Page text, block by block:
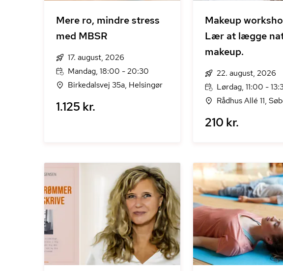
Mere ro, mindre stress
med MBSR
17. august, 2026
Mandag, 18:00 - 20:30
Birkedalsvej 35a, Helsingør
1.125 kr.
Makeup
Lær at lægge
makeup.
22. august, 2026
Lørdag, 11:00 -
Rådhus Allé 11,
210 kr.